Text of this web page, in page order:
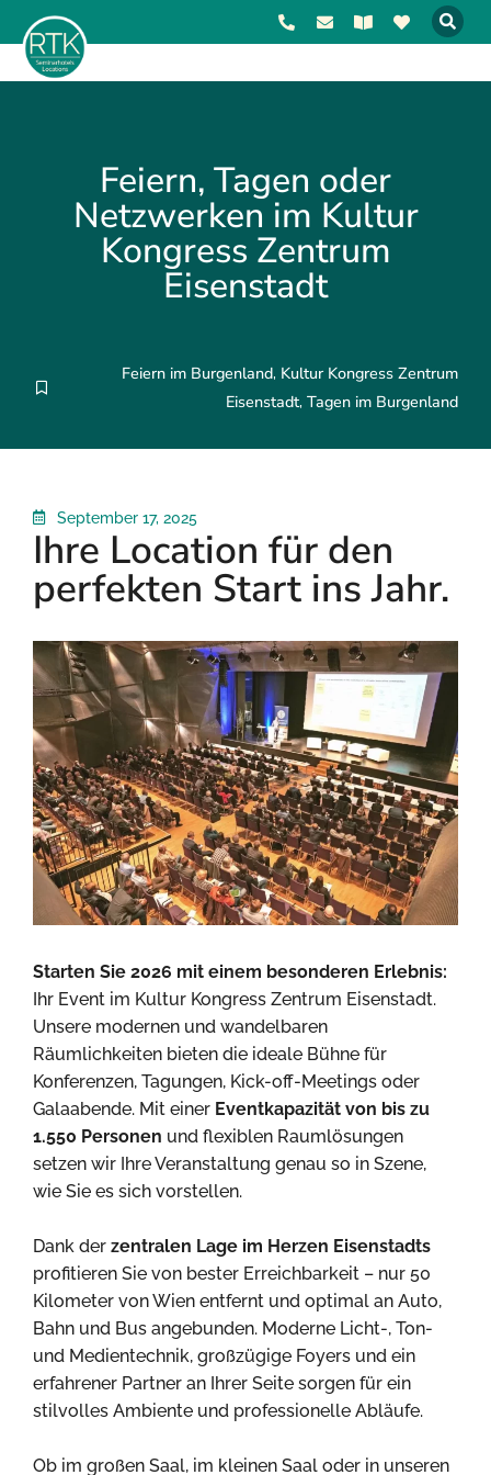
Feiern, Tagen oder
Netzwerken im Kultur
Kongress Zentrum
Eisenstadt
Feiern im Burgenland, Kultur Kongress Zentrum
Eisenstadt, Tagen im Burgenland
September 17, 2025
Ihre Location für den
perfekten Start ins Jahr.
Starten Sie 2026 mit einem besonderen Erlebnis:
Ihr Event im Kultur Kongress Zentrum Eisenstadt.
Unsere modernen und wandelbaren
Räumlichkeiten bieten die ideale Bühne für
Konferenzen, Tagungen, Kick-off-Meetings oder
Galaabende. Mit einer Eventkapazität von bis zu
1.550 Personen und flexiblen Raumlösungen
setzen wir Ihre Veranstaltung genau so in Szene,
wie Sie es sich vorstellen.
Dank der zentralen Lage im Herzen Eisenstadts
profitieren Sie von bester Erreichbarkeit – nur 50
Kilometer von Wien entfernt und optimal an Auto,
Bahn und Bus angebunden. Moderne Licht-, Ton-
und Medientechnik, großzügige Foyers und ein
erfahrener Partner an Ihrer Seite sorgen für ein
stilvolles Ambiente und professionelle Abläufe.
Ob im großen Saal, im kleinen Saal oder in unseren